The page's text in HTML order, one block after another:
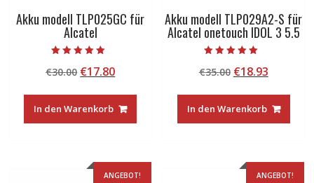
Akku modell TLP025GC für
Alcatel
5.00
von 5
€30.00 Ursprünglicher
war:
€30.00
€17.80Aktueller
ist:
€17.80.
In den Warenkorb
Akku modell TLP029A2-S für
Alcatel onetouch IDOL 3 5.5
5.00
von 5
€35.00 Ursprünglicher
war:
€35.00
€18.93
ist:
€18.93.
In den Warenkorb
ANGEBOT! ANGEBOT!